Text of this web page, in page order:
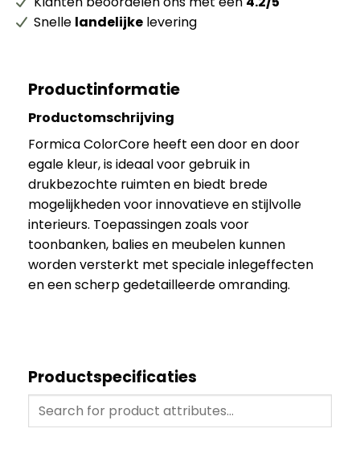
Snelle landelijke levering
Productinformatie
Productomschrijving
Formica ColorCore heeft een door en door
egale kleur, is ideaal voor gebruik in
drukbezochte ruimten en biedt brede
mogelijkheden voor innovatieve en stijlvolle
interieurs. Toepassingen zoals voor
toonbanken, balies en meubelen kunnen
worden versterkt met speciale inlegeffecten
en een scherp gedetailleerde omranding.
Productspecificaties